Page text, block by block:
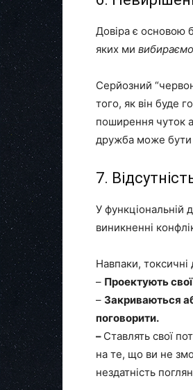
Довіра є основою
яких ми вибираємо
Серйозний
того, як він буде
поширення чуток
дружба може бути
7.
У функціональній
виникненні
Навпаки, токсичні
– Проектують
– Закриваються
поговорити.
– Ставлять свої
на те, що ви не
нездатність